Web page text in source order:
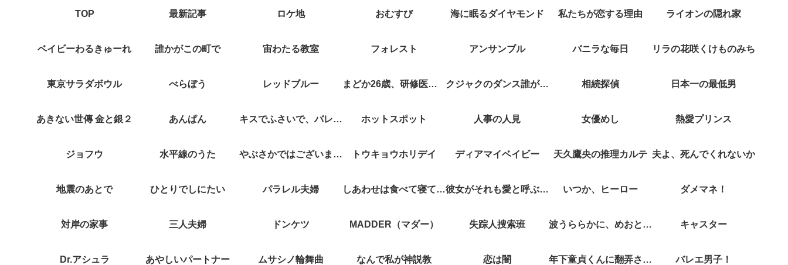
TOP 最新記事 ロケ地 おむすび 海に眠るダイヤモンド 私たちが恋する理由 ライオンの隠れ家
ベイビーわるきゅーれ 誰かがこの町で 宙わたる教室 フォレスト アンサンブル バニラな毎日 リラの花咲くけものみち
東京サラダボウル べらぼう レッドブルー まどか26歳、研修医やってます！ クジャクのダンス誰が見た？ 相続探偵 日本一の最低男
あきない世傳 金と銀２ あんぱん キスでふさいで、バレないで。 ホットスポット 人事の人見 女優めし 熱愛プリンス
ジョフウ 水平線のうた やぶさかではございません トウキョウホリデイ ディアマイベイビー 天久鷹央の推理カルテ 夫よ、死んでくれないか
地震のあとで ひとりでしにたい パラレル夫婦 しあわせは食べて寝て待て 彼女がそれも愛と呼ぶなら いつか、ヒーロー ダメマネ！
対岸の家事 三人夫婦 ドンケツ MADDER（マダー） 失踪人捜索班 波うららかに、めおと日和 キャスター
Dr.アシュラ あやしいパートナー ムサシノ輪舞曲 なんで私が神説教 恋は闇 年下童貞くんに翻弄されてます バレエ男子！